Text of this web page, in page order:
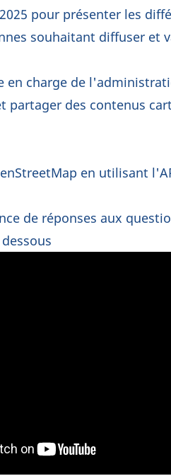
pour présenter les
souhaitant diffuser et
charge de
des contenus
en utilisant
de réponses aux